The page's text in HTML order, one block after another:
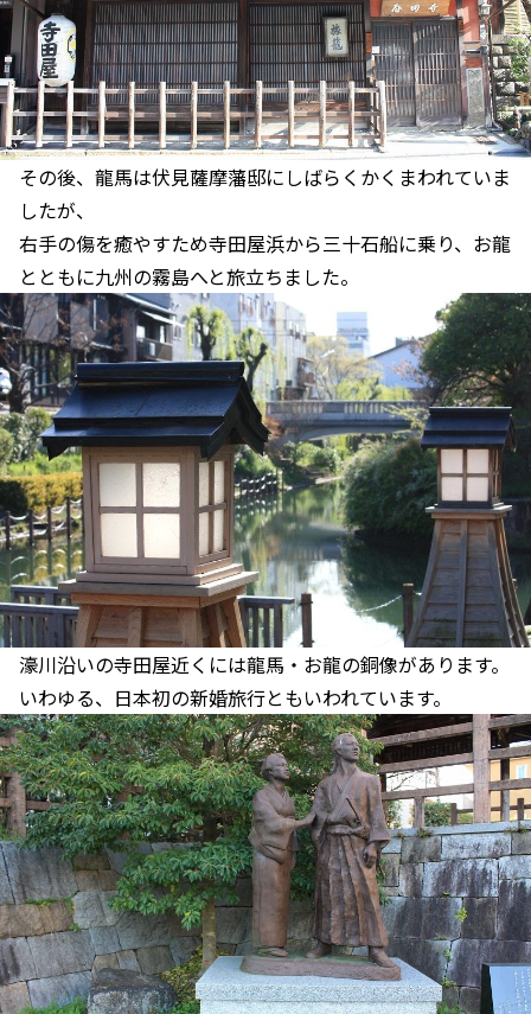
その後、龍馬は伏見薩摩藩邸にしばらくかくまわれていま
したが、
右手の傷を癒やすため寺田屋浜から三十石船に乗り、お龍
とともに九州の霧島へと旅立ちました。
濠川沿いの寺田屋近くには龍馬・お龍の銅像があります。
いわゆる、日本初の新婚旅行ともいわれています。